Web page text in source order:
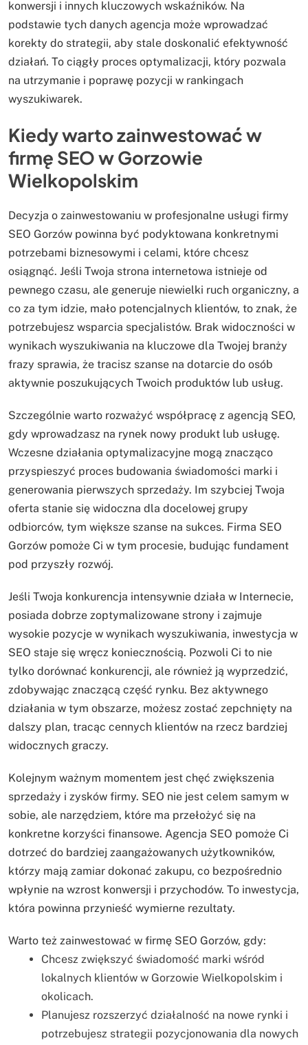
konwersji i innych kluczowych wskaźników. Na
podstawie tych danych agencja może wprowadzać
korekty do strategii, aby stale doskonalić efektywność
działań. To ciągły proces optymalizacji, który pozwala
na utrzymanie i poprawę pozycji w rankingach
wyszukiwarek.
Kiedy warto zainwestować w
firmę SEO w Gorzowie
Wielkopolskim
Decyzja o zainwestowaniu w profesjonalne usługi firmy
SEO Gorzów powinna być podyktowana konkretnymi
potrzebami biznesowymi i celami, które chcesz
osiągnąć. Jeśli Twoja strona internetowa istnieje od
pewnego czasu, ale generuje niewielki ruch organiczny, a
co za tym idzie, mało potencjalnych klientów, to znak, że
potrzebujesz wsparcia specjalistów. Brak widoczności w
wynikach wyszukiwania na kluczowe dla Twojej branży
frazy sprawia, że tracisz szanse na dotarcie do osób
aktywnie poszukujących Twoich produktów lub usług.
Szczególnie warto rozważyć współpracę z agencją SEO,
gdy wprowadzasz na rynek nowy produkt lub usługę.
Wczesne działania optymalizacyjne mogą znacząco
przyspieszyć proces budowania świadomości marki i
generowania pierwszych sprzedaży. Im szybciej Twoja
oferta stanie się widoczna dla docelowej grupy
odbiorców, tym większe szanse na sukces. Firma SEO
Gorzów pomoże Ci w tym procesie, budując fundament
pod przyszły rozwój.
Jeśli Twoja konkurencja intensywnie działa w Internecie,
posiada dobrze zoptymalizowane strony i zajmuje
wysokie pozycje w wynikach wyszukiwania, inwestycja w
SEO staje się wręcz koniecznością. Pozwoli Ci to nie
tylko dorównać konkurencji, ale również ją wyprzedzić,
zdobywając znaczącą część rynku. Bez aktywnego
działania w tym obszarze, możesz zostać zepchnięty na
dalszy plan, tracąc cennych klientów na rzecz bardziej
widocznych graczy.
Kolejnym ważnym momentem jest chęć zwiększenia
sprzedaży i zysków firmy. SEO nie jest celem samym w
sobie, ale narzędziem, które ma przełożyć się na
konkretne korzyści finansowe. Agencja SEO pomoże Ci
dotrzeć do bardziej zaangażowanych użytkowników,
którzy mają zamiar dokonać zakupu, co bezpośrednio
wpłynie na wzrost konwersji i przychodów. To inwestycja,
która powinna przynieść wymierne rezultaty.
Warto też zainwestować w firmę SEO Gorzów, gdy:
Chcesz zwiększyć świadomość marki wśród
lokalnych klientów w Gorzowie Wielkopolskim i
okolicach.
Planujesz rozszerzyć działalność na nowe rynki i
potrzebujesz strategii pozycjonowania dla nowych